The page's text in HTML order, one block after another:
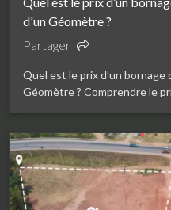
d'un Géomètre ?
Partager
Quel est le prix d’un
Géomètre ? Comprendre le